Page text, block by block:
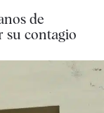
de
su contagio